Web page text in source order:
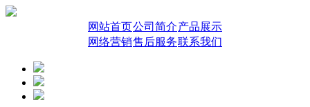
网站首页公司简介产品展示
网络营销售后服务联系我们